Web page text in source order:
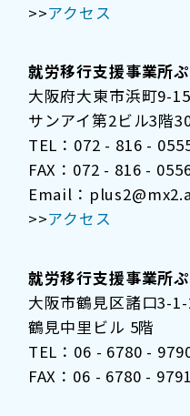
>>アクセス
就労移行支援事業所
大阪府大東市浜町9-15
サンアイ第2ビル3階
TEL：072 - 816 -
FAX：072 - 816 -
Email：
>>アクセス
就労移行支援事業所
大阪市鶴見区諸口3-
鶴見中里ビル 5階
TEL：06 - 6780 -
FAX：06 - 6780 - 9791